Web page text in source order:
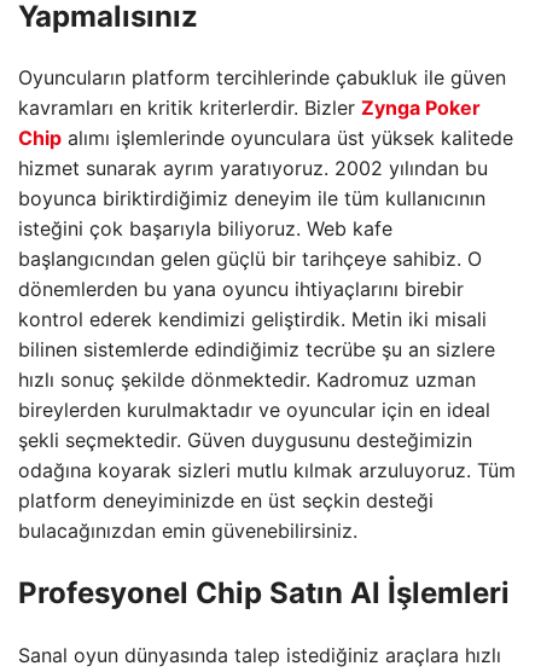
Yapmalısınız
Oyuncuların platform tercihlerinde çabukluk ile güven
kavramları en kritik kriterlerdir. Bizler Zynga Poker
Chip alımı işlemlerinde oyunculara üst yüksek kalitede
hizmet sunarak ayrım yaratıyoruz. 2002 yılından bu
boyunca biriktirdiğimiz deneyim ile tüm kullanıcının
isteğini çok başarıyla biliyoruz. Web kafe
başlangıcından gelen güçlü bir tarihçeye sahibiz. O
dönemlerden bu yana oyuncu ihtiyaçlarını birebir
kontrol ederek kendimizi geliştirdik. Metin iki misali
bilinen sistemlerde edindiğimiz tecrübe şu an sizlere
hızlı sonuç şekilde dönmektedir. Kadromuz uzman
bireylerden kurulmaktadır ve oyuncular için en ideal
şekli seçmektedir. Güven duygusunu desteğimizin
odağına koyarak sizleri mutlu kılmak arzuluyoruz. Tüm
platform deneyiminizde en üst seçkin desteği
bulacağınızdan emin güvenebilirsiniz.
Profesyonel Chip Satın Al İşlemleri
Sanal oyun dünyasında talep istediğiniz araçlara hızlı